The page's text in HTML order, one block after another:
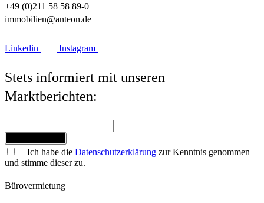
+49 (0)211 58 58 89-0
immobilien@anteon.de
Linkedin Instagram
Stets informiert mit unseren
Marktberichten:
Ich habe die Datenschutzerklärung zur Kenntnis genommen
und stimme dieser zu.
Bürovermietung